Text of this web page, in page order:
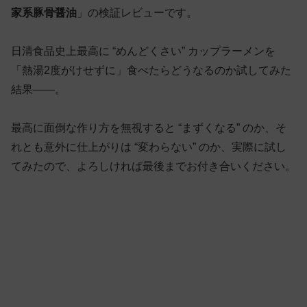
家系豚骨醤油 」の検証レビューです。
日清食品史上最高に “めんどくさい” カップラーメンを
「熱湯2度がけせずに」食べたらどうなるのか試してみた
結果——。
最高に面倒な作り方を無視すると “まずくなる” のか、そ
れとも意外に仕上がりは “変わらない” のか、実際に試し
てみたので、よろしければ最後までお付き合いください。